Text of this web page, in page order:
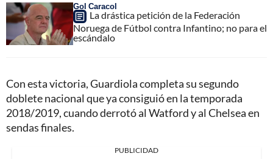
Gol Caracol
La drástica petición de la Federación
Noruega de Fútbol contra Infantino; no para el
escándalo
Con esta victoria, Guardiola completa su segundo
doblete nacional que ya consiguió en la temporada
2018/2019, cuando derrotó al Watford y al Chelsea en
sendas finales.
PUBLICIDAD